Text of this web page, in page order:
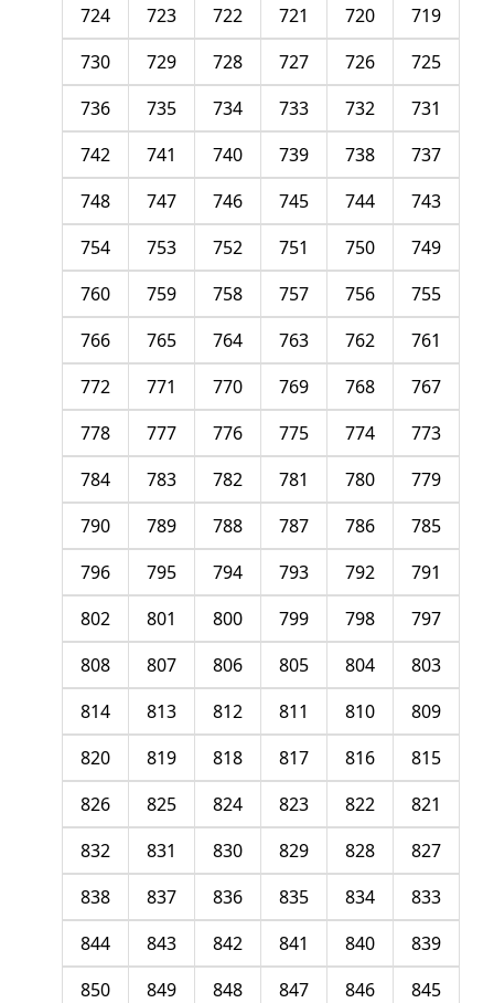
719
720
721
722
723
724
725
726
727
728
729
730
731
732
733
734
735
736
737
738
739
740
741
742
743
744
745
746
747
748
749
750
751
752
753
754
755
756
757
758
759
760
761
762
763
764
765
766
767
768
769
770
771
772
773
774
775
776
777
778
779
780
781
782
783
784
785
786
787
788
789
790
791
792
793
794
795
796
797
798
799
800
801
802
803
804
805
806
807
808
809
810
811
812
813
814
815
816
817
818
819
820
821
822
823
824
825
826
827
828
829
830
831
832
833
834
835
836
837
838
839
840
841
842
843
844
845
846
847
848
849
850